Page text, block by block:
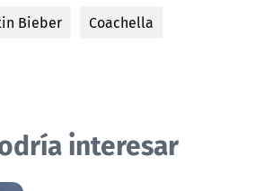
Bieber
Coachella
interesar